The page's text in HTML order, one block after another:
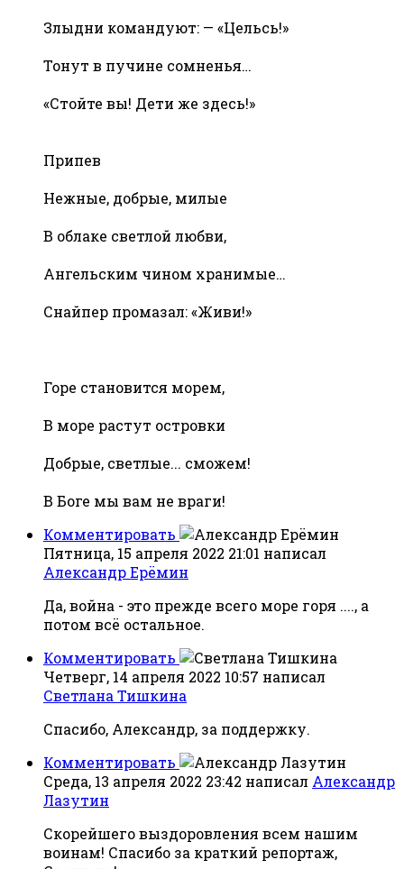
Злыдни командуют: — «Цельсь!»
Тонут в пучине сомненья…
«Стойте вы! Дети же здесь!»
Припев
Нежные, добрые, милые
В облаке светлой любви,
Ангельским чином хранимые…
Снайпер промазал: «Живи!»
Горе становится морем,
В море растут островки
Добрые, светлые... сможем!
В Боге мы вам не враги!
Комментировать
Пятница, 15 апреля 2022 21:01 написал
Александр Ерёмин
Да, война - это прежде всего море горя ...., а
потом всё остальное.
Комментировать
Четверг, 14 апреля 2022 10:57 написал
Светлана Тишкина
Спасибо, Александр, за поддержку.
Комментировать
Среда, 13 апреля 2022 23:42 написал Александр
Лазутин
Скорейшего выздоровления всем нашим
воинам! Спасибо за краткий репортаж,